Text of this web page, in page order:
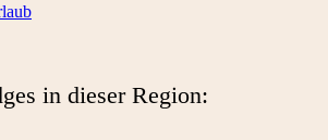
in dieser Region: